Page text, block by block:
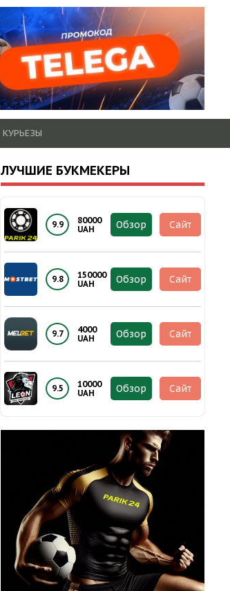
КУРЬЕЗЫ
ЛУЧШИЕ БУКМЕКЕРЫ
9.9
80000
UAH
Обзор Сайт
9.8
150000
UAH
Обзор Сайт
9.7
4000
UAH
Обзор Сайт
9.5
10000
UAH
Обзор Сайт